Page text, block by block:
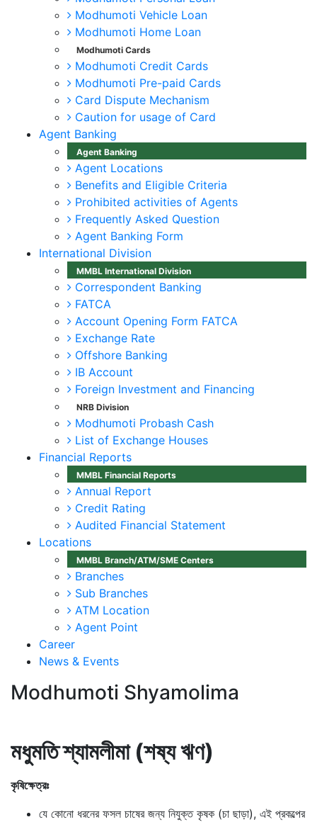
Modhumoti Vehicle Loan
Modhumoti Home Loan
Modhumoti Cards
Modhumoti Credit Cards
Modhumoti Pre-paid Cards
Card Dispute Mechanism
Caution for usage of Card
Agent Banking
Agent Banking
Agent Locations
Benefits and Eligible Criteria
Prohibited activities of Agents
Frequently Asked Question
Agent Banking Form
International Division
MMBL International Division
Correspondent Banking
FATCA
Account Opening Form FATCA
Exchange Rate
Offshore Banking
IB Account
Foreign Investment and Financing
NRB Division
Modhumoti Probash Cash
List of Exchange Houses
Financial Reports
MMBL Financial Reports
Annual Report
Credit Rating
Audited Financial Statement
Locations
MMBL Branch/ATM/SME Centers
Branches
Sub Branches
ATM Location
Agent Point
Career
News & Events
Modhumoti Shyamolima
মধুমতি শ্যামলীমা (শষ্য ঋণ)
কৃষিক্ষেত্রঃ
যে কোনো ধরনের ফসল চাষের জন্য নিযুক্ত কৃষক (চা ছাড়া), এই প্রকল্পের